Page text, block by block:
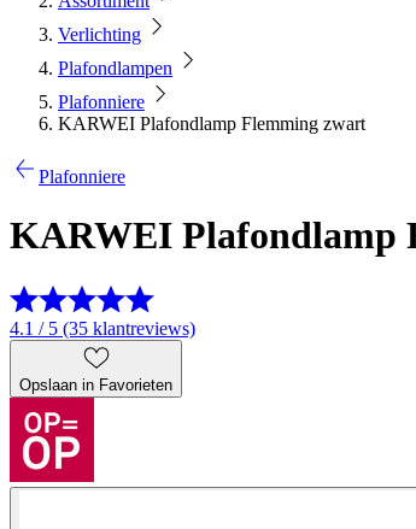
Verlichting
Plafondlampen
Plafonniere
KARWEI Plafondlamp Flemming zwart
Plafonniere
KARWEI Plafondlamp
4.1 / 5 (35 klantreviews)
Opslaan in Favorieten